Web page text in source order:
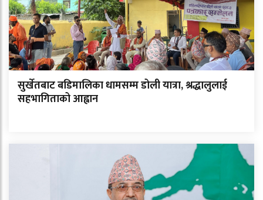
सुर्खेतबाट बडिमालिका धामसम्म डोली यात्रा, श्रद्धालुलाई
सहभागिताको आह्वान